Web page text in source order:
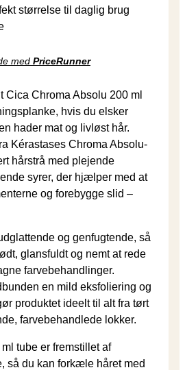
størrelse til daglig brug
med PriceRunner
Cica Chroma Absolu 200 ml
hvis du elsker
hader mat og livløst hår.
Kérastases Chroma Absolu-
hårstrå med plejende
syrer, der hjælper med at
og forebygge slid –
og genfugtende, så
glansfuldt og nemt at rede
farvebehandlinger.
en mild eksfoliering og
produktet ideelt til alt fra tørt
farvebehandlede lokker.
tube er fremstillet af
så du kan forkæle håret med